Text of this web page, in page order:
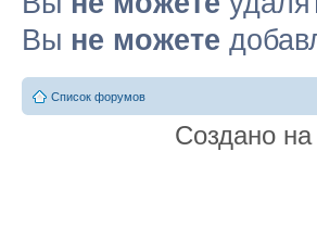
Вы не можете
Список форумов
Создано